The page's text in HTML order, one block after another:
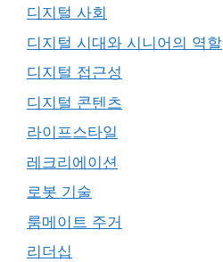
디지털 사회
디지털 시대와 시니어의 역할
디지털 접근성
디지털 콘텐츠
라이프스타일
레크리에이션
로봇 기술
룸메이트 주거
리더십